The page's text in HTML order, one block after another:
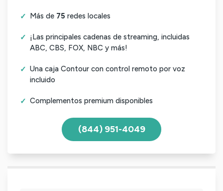
Más de 75 redes locales
¡Las principales cadenas de streaming, incluidas
ABC, CBS, FOX, NBC y más!
Una caja Contour con control remoto por voz
incluido
Complementos premium disponibles
(844) 951-4049